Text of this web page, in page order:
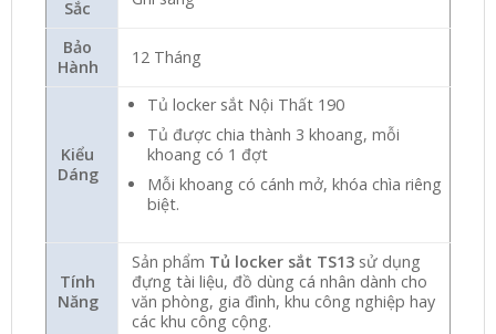
Sắc
Bảo
Hành
12 Tháng
Kiểu
Dáng
Tủ locker sắt Nội Thất 190
Tủ được chia thành 3 khoang, mỗi
khoang có 1 đợt
Mỗi khoang có cánh mở, khóa chìa riêng
biệt.
Tính
Năng
Sản phẩm Tủ locker sắt TS13 sử dụng
đựng tài liệu, đồ dùng cá nhân dành cho
văn phòng, gia đình, khu công nghiệp hay
các khu công cộng.